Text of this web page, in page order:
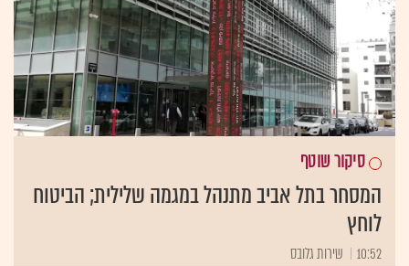
סיקור שוטף
המסחר בתל אביב מתנהל במגמה שלילית; הביטוח
לוחץ
10:52 שירות גלובס